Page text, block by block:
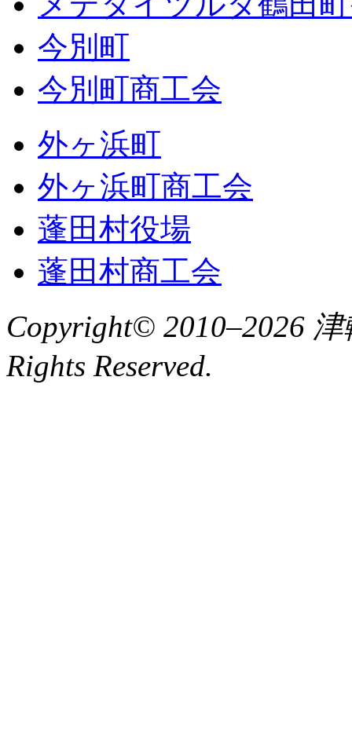
今別町
今別町商工会
外ヶ浜町
外ヶ浜町商工会
蓬田村役場
蓬田村商工会
Copyright© 2010–2026
Rights Reserved.